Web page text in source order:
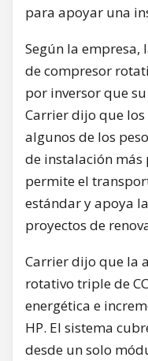
para apoyar una
Según la
de compresor
por inversor que
Carrier dijo que
algunos de los
de instalación más
permite el
estándar y apoya
proyectos de
Carrier dijo que la
rotativo triple de
energética e
HP. El sistema
desde un solo